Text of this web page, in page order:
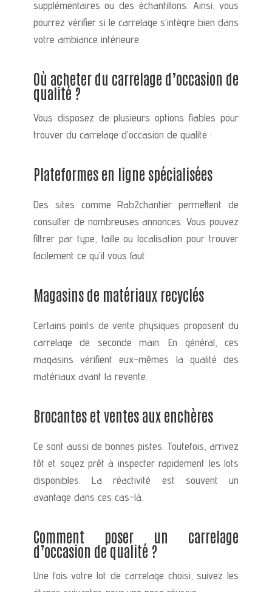
supplémentaires ou des échantillons. Ainsi, vous
pourrez vérifier si le carrelage s’intègre bien dans
votre ambiance intérieure.
Où acheter du carrelage d’occasion de
qualité ?
Vous disposez de plusieurs options fiables pour
trouver du carrelage d’occasion de qualité :
Plateformes en ligne spécialisées
Des sites comme Rab2chantier permettent de
consulter de nombreuses annonces. Vous pouvez
filtrer par type, taille ou localisation pour trouver
facilement ce qu’il vous faut.
Magasins de matériaux recyclés
Certains points de vente physiques proposent du
carrelage de seconde main. En général, ces
magasins vérifient eux-mêmes la qualité des
matériaux avant la revente.
Brocantes et ventes aux enchères
Ce sont aussi de bonnes pistes. Toutefois, arrivez
tôt et soyez prêt à inspecter rapidement les lots
disponibles. La réactivité est souvent un
avantage dans ces cas-là.
Comment poser un carrelage
d’occasion de qualité ?
Une fois votre lot de carrelage choisi, suivez les